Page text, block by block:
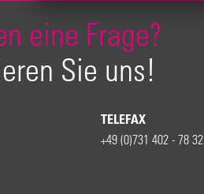
eine Frage?
Sie uns!
TELEFAX
+49 (0)731 402 - 78 32